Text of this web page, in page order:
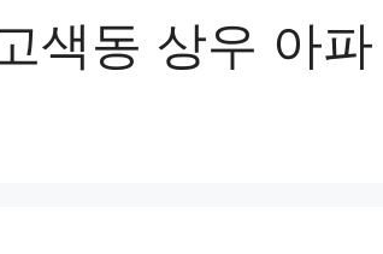
색동 상우 아파